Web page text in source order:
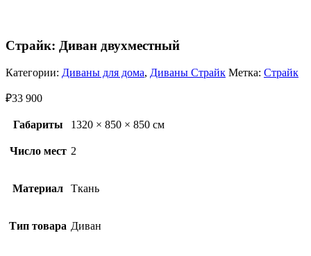
Страйк: Диван двухместный
Категории: Диваны для дома, Диваны Страйк Метка: Страйк
₽33 900
Габариты 1320 × 850 × 850 см
Число мест 2
Материал Ткань
Тип товара Диван